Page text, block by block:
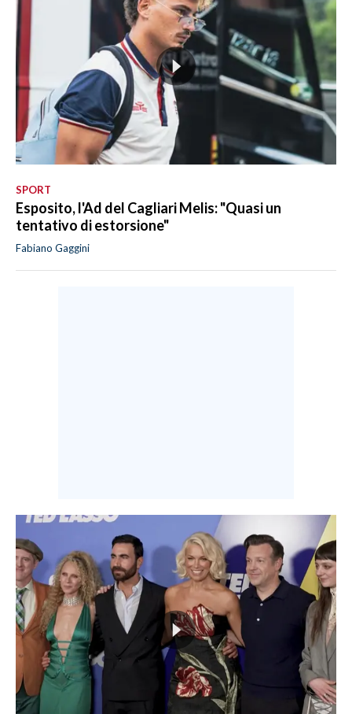
SPORT
Esposito, l'Ad del Cagliari Melis: "Quasi un
tentativo di estorsione"
Fabiano Gaggini